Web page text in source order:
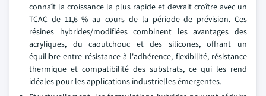
connaît la croissance la plus rapide et devrait croître avec un
TCAC de 11,6 % au cours de la période de prévision. Ces
résines hybrides/modifiées combinent les avantages des
acryliques, du caoutchouc et des silicones, offrant un
équilibre entre résistance à l'adhérence, flexibilité, résistance
thermique et compatibilité des substrats, ce qui les rend
idéales pour les applications industrielles émergentes.